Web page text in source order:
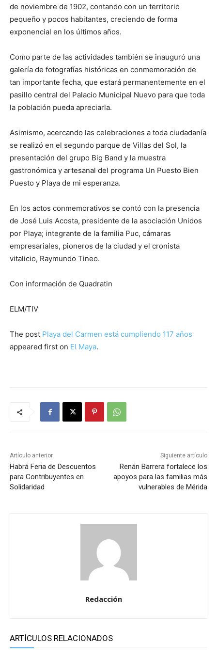
de noviembre de 1902, contando con un territorio
pequeño y pocos habitantes, creciendo de forma
exponencial en los últimos años.
Como parte de las actividades también se inauguró una
galería de fotografías históricas en conmemoración de
tan importante fecha, que estará permanentemente en el
pasillo central del Palacio Municipal Nuevo para que toda
la población pueda apreciarla.
Asimismo, acercando las celebraciones a toda ciudadanía
se realizó en el segundo parque de Villas del Sol, la
presentación del grupo Big Band y la muestra
gastronómica y artesanal del programa Un Puesto Bien
Puesto y Playa de mi esperanza.
En los actos conmemorativos se contó con la presencia
de José Luis Acosta, presidente de la asociación Unidos
por Playa; integrante de la familia Puc, cámaras
empresariales, pioneros de la ciudad y el cronista
vitalicio, Raymundo Tineo.
Con información de Quadratin
ELM/TIV
The post Playa del Carmen está cumpliendo 117 años
appeared first on El Maya.
Artículo anterior
Habrá Feria de Descuentos
para Contribuyentes en
Solidaridad
Siguiente artículo
Renán Barrera fortalece los
apoyos para las familias más
vulnerables de Mérida
Redacción
ARTÍCULOS RELACIONADOS